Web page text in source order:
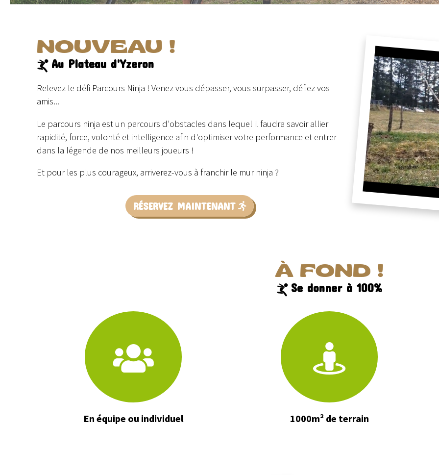
NOUVEAU !
Au Plateau d'Yzeron
Relevez le défi Parcours Ninja ! Venez vous dépasser, vous surpasser, défiez vos
amis...
Le parcours ninja est un parcours d'obstacles dans lequel il faudra savoir allier
rapidité, force, volonté et intelligence afin d'optimiser votre performance et entrer
dans la légende de nos meilleurs joueurs !
Et pour les plus courageux, arriverez-vous à franchir le mur ninja ?
RÉSERVEZ MAINTENANT
À FOND !
Se donner à 100%
En équipe ou individuel 1000m² de terrain